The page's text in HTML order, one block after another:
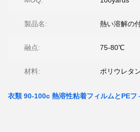
製品名: 熱い溶解の
融点: 75-80℃
材料: ポリウレタ
衣類 90-100c 熱溶性粘着フィルムとPEフ